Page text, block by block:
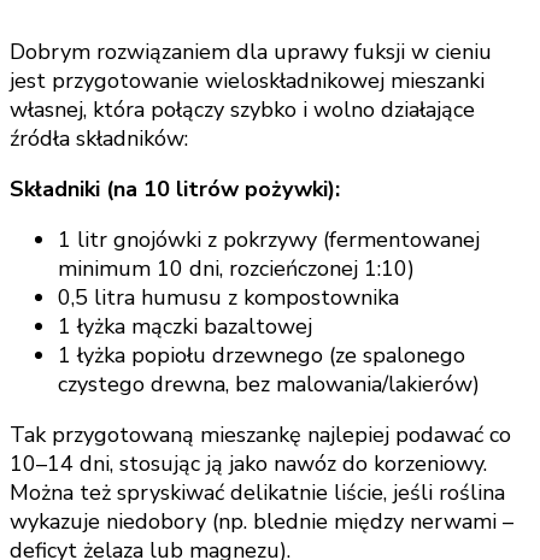
Dobrym rozwiązaniem dla uprawy fuksji w cieniu
jest przygotowanie wieloskładnikowej mieszanki
własnej, która połączy szybko i wolno działające
źródła składników:
Składniki (na 10 litrów pożywki):
1 litr gnojówki z pokrzywy (fermentowanej
minimum 10 dni, rozcieńczonej 1:10)
0,5 litra humusu z kompostownika
1 łyżka mączki bazaltowej
1 łyżka popiołu drzewnego (ze spalonego
czystego drewna, bez malowania/lakierów)
Tak przygotowaną mieszankę najlepiej podawać co
10–14 dni, stosując ją jako nawóz do korzeniowy.
Można też spryskiwać delikatnie liście, jeśli roślina
wykazuje niedobory (np. blednie między nerwami –
deficyt żelaza lub magnezu).